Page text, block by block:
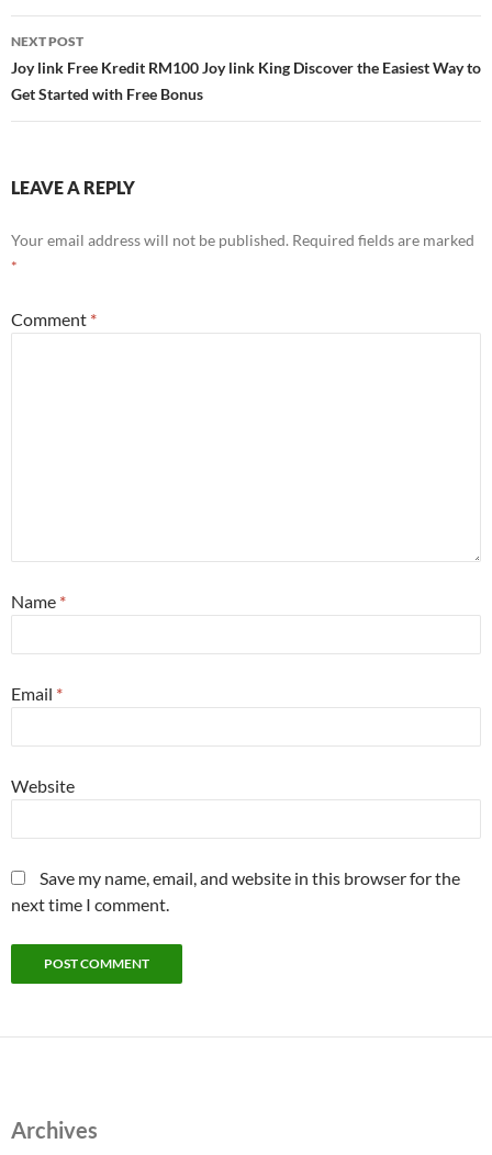
NEXT POST
Joy link Free Kredit RM100 Joy link King Discover the Easiest Way to
Get Started with Free Bonus
LEAVE A REPLY
Your email address will not be published. Required fields are marked
*
Comment *
Name *
Email *
Website
Save my name, email, and website in this browser for the
next time I comment.
Archives